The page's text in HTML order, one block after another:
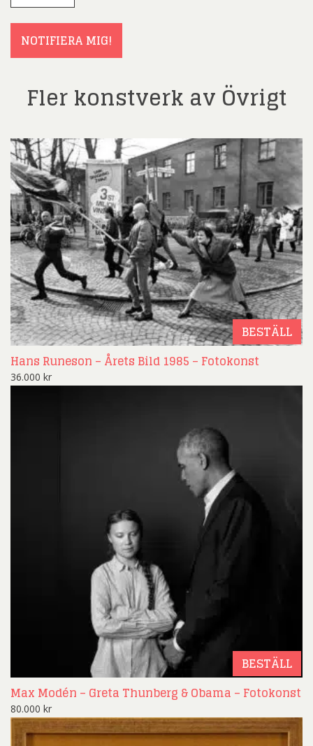
NOTIFIERA MIG!
Fler konstverk av Övrigt
BESTÄLL
Hans Runeson – Årets Bild 1985 – Fotokonst
36.000 kr
BESTÄLL
Max Modén – Greta Thunberg & Obama – Fotokonst
80.000 kr